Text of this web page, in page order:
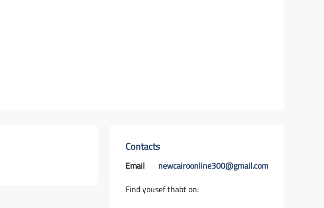
Contacts
Email
newcairoonline300@gmail.com
Find yousef thabt on: